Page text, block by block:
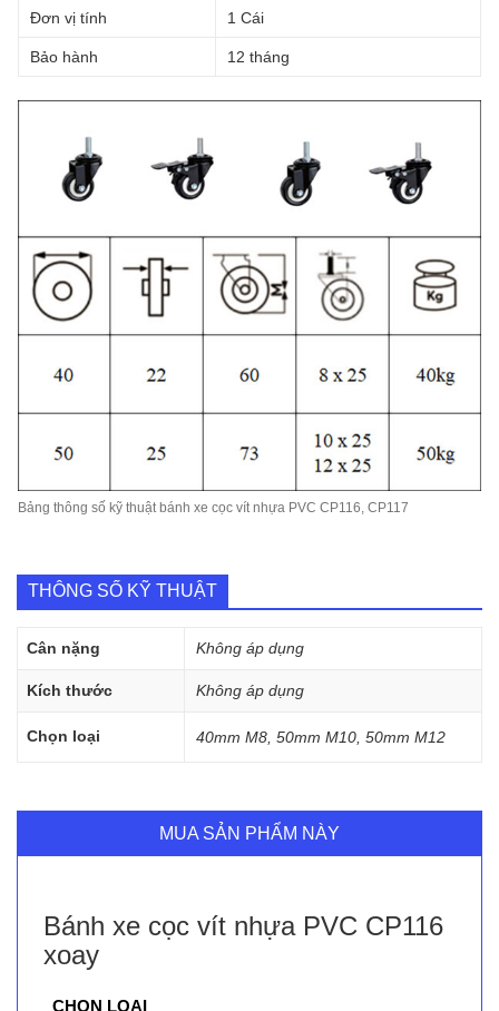
Đơn vị tính 1 Cái
Bảo hành 12 tháng
Bảng thông số kỹ thuật bánh xe cọc vít nhựa PVC CP116, CP117
THÔNG SỐ KỸ THUẬT
Cân nặng Không áp dụng
Kích thước Không áp dụng
Chọn loại 40mm M8, 50mm M10, 50mm M12
MUA SẢN PHẨM NÀY
Bánh xe cọc vít nhựa PVC CP116
xoay
CHỌN LOẠI